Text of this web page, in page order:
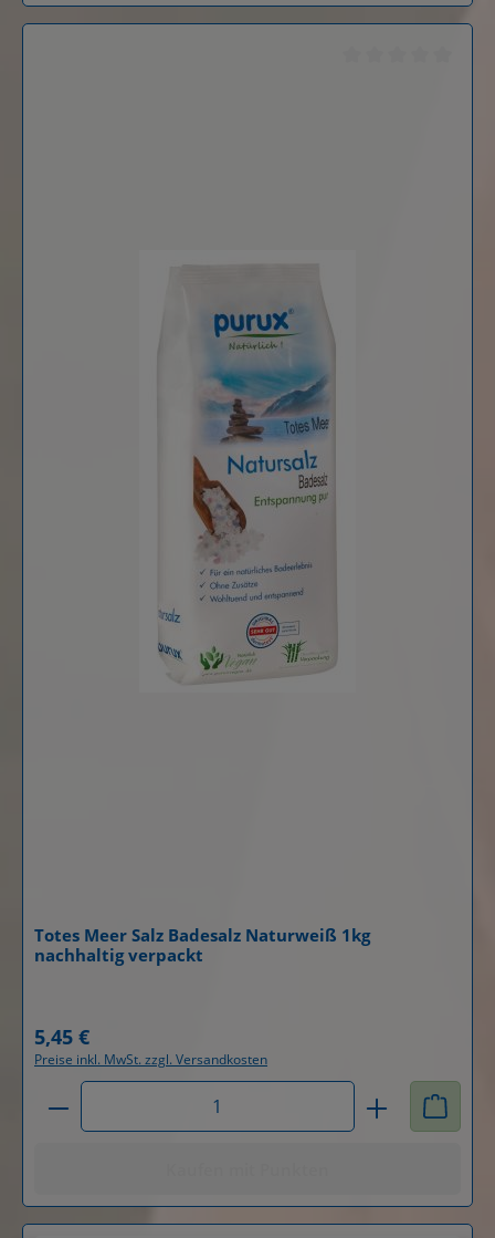
Totes Meer Salz Badesalz Naturweiß 1kg
nachhaltig verpackt
Regulärer Preis:
5,45 €
Preise inkl. MwSt. zzgl. Versandkosten
Produkt Anzahl: Gib den gewünschten Wert